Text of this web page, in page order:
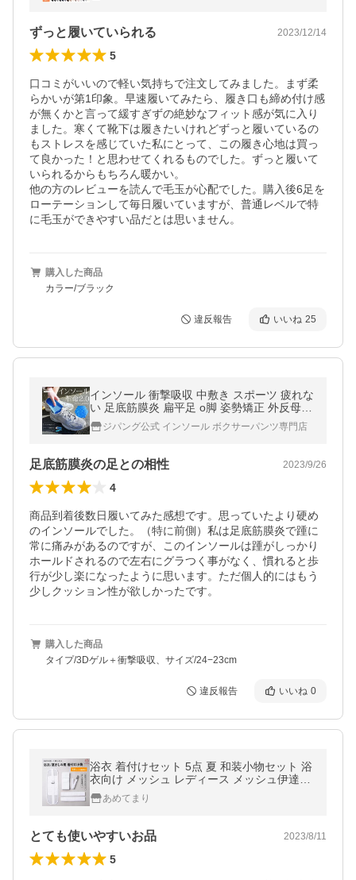
ずっと履いていられる 2023/12/14
5
口コミがいいので軽い気持ちで注文してみました。まず柔
らかいが第1印象。早速履いてみたら、履き口も締め付け感
が無くかと言って緩すぎずの絶妙なフィット感が気に入り
ました。寒くて靴下は履きたいけれどずっと履いているの
もストレスを感じていた私にとって、この履き心地は買っ
て良かった！と思わせてくれるものでした。ずっと履いて
いられるからもちろん暖かい。
他の方のレビューを読んで毛玉が心配でした。購入後6足を
ローテーションして毎日履いていますが、普通レベルで特
に毛玉ができやすい品だとは思いません。
購入した商品
カラー/ブラック
違反報告 いいね 25
インソール 衝撃吸収 中敷き スポーツ 疲れな
い 足底筋膜炎 扁平足 o脚 姿勢矯正 外反母趾
スニーカー 靴
ジパング公式 インソール ボクサーパンツ専門店
足底筋膜炎の足との相性 2023/9/26
4
商品到着後数日履いてみた感想です。思っていたより硬め
のインソールでした。（特に前側）私は足底筋膜炎で踵に
常に痛みがあるのですが、このインソールは踵がしっかり
ホールドされるので左右にグラつく事がなく、慣れると歩
行が少し楽になったように思います。ただ個人的にはもう
少しクッション性が欲しかったです。
購入した商品
タイプ/3Dゲル＋衝撃吸収、サイズ/24−23cm
違反報告 いいね 0
浴衣 着付けセット 5点 夏 和装小物セット 浴
衣向け メッシュ レディース メッシュ伊達締
め メッシュ前板ベルト付 着付けベルト 腰紐
2本 新改良 送料無料 10-133
あめてまり
とても使いやすいお品 2023/8/11
5